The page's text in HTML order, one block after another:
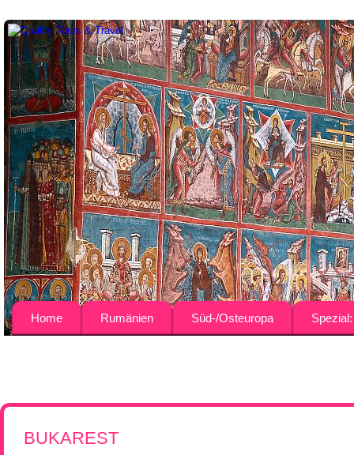
Home Rumänien
Städtereisen
Süd-/Osteuropa
Ungarn
Wein-
BUKAREST